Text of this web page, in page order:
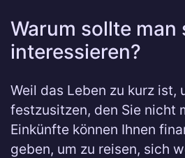
Warum sollte
interessieren?
Weil das Leben zu kurz ist,
festzusitzen, den Sie nicht
Einkünfte können Ihnen
geben, um zu reisen, sich